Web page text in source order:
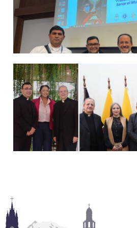
Congreso Eucarístico
parroquias de la Diócesis de
encuentra al sur de la región
Evangeliario que fue firmado el 24
por el Papa Francisco, inició el
Ampliar información
IEC2024 presente en Seminario
El P. Livingston Olivares,
marco del 13° Seminario para las
Ampliar información
Ecuador
El presidente de la Comisión